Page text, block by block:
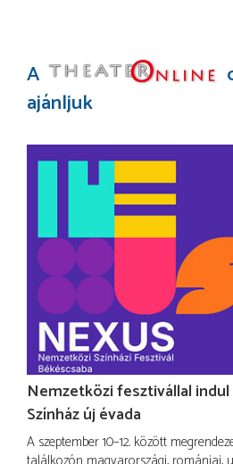
A
ajánljuk
Nemzetközi fesztivállal indul
Színház új évada
A szeptember 10–12. között